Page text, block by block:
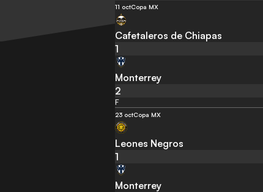
11 octCopa MX
Cafetaleros de Chiapas
1
Monterrey
2
F
23 octCopa MX
Leones Negros
1
Monterrey